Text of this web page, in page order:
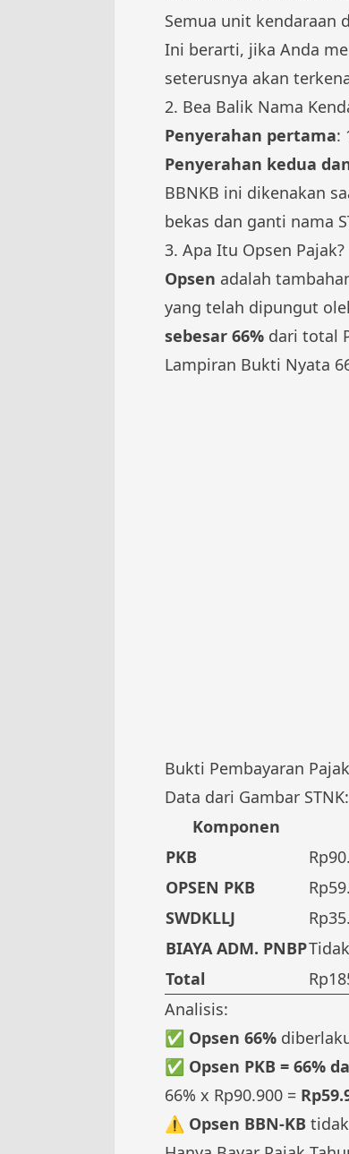
Semua unit kendaraan
Ini berarti, jika Anda
seterusnya akan
2. Bea Balik Nama
Penyerahan pertama:
Penyerahan kedua
BBNKB ini dikenakan
bekas dan ganti nama
3. Apa Itu Opsen Pajak?
Opsen adalah
yang telah dipungut
sebesar 66% dari total
Lampiran Bukti Nyata
Bukti Pembayaran
Data dari Gambar STNK:
Komponen
PKB
OPSEN PKB
SWDKLLJ
BIAYA ADM. PNBP
Total
Analisis:
✅ Opsen 66%
✅ Opsen PKB = 66%
66% x Rp90.900 =
⚠️ Opsen BBN-KB